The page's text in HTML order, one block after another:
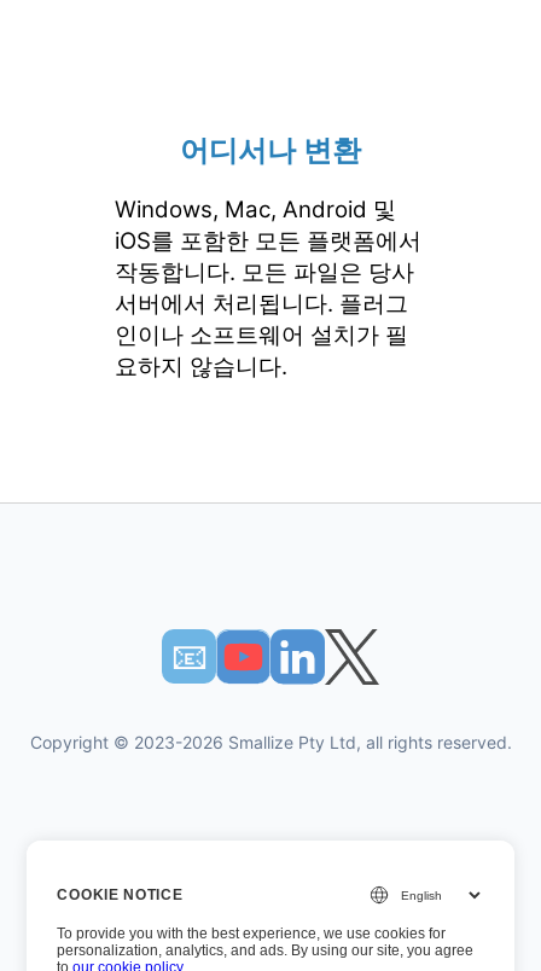
어디서나 변환
Windows, Mac, Android 및
iOS를 포함한 모든 플랫폼에서
작동합니다. 모든 파일은 당사
서버에서 처리됩니다. 플러그
인이나 소프트웨어 설치가 필
요하지 않습니다.
📧︎
Copyright © 2023-2026 Smallize Pty Ltd, all rights reserved.
개인 정보 정책
경영진 액세스
COOKIE NOTICE
To provide you with the best experience, we use cookies for
personalization, analytics, and ads. By using our site, you agree
toour cookie policy.